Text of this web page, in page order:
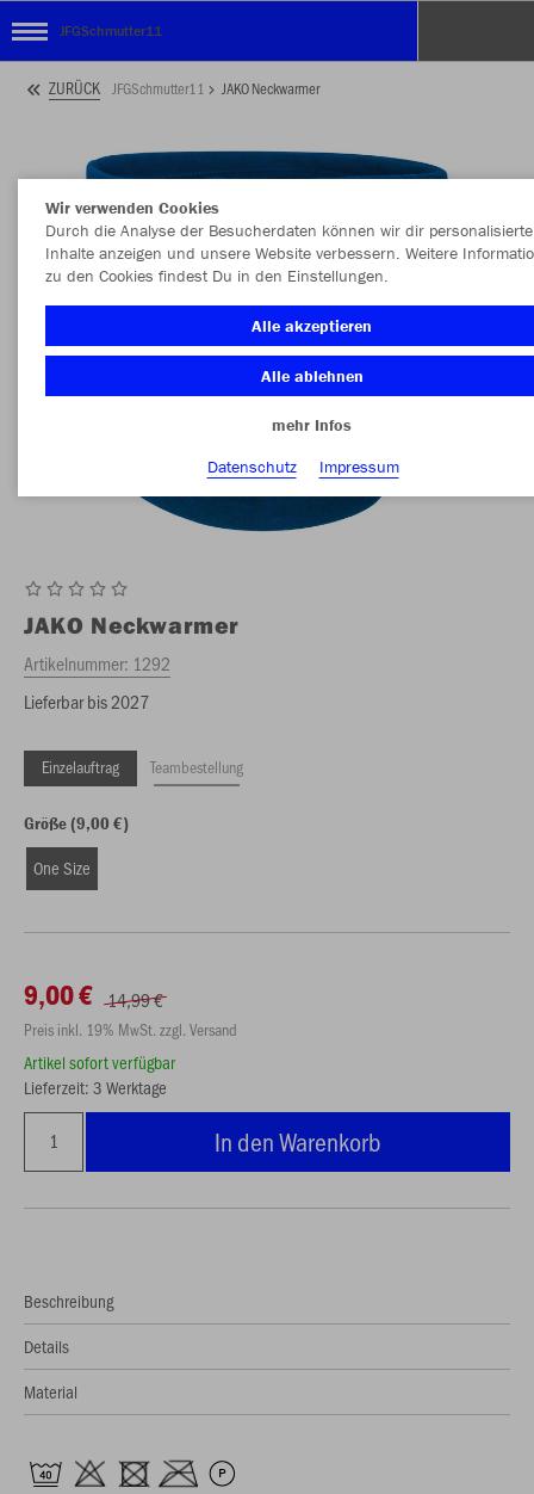
JFGSchmutter11
ZURÜCK JFGSchmutter11 JAKO Neckwarmer
JAKO Neckwarmer
Artikelnummer: 1292
Lieferbar bis 2027
Einzelauftrag Teambestellung
Größe (9,00 €)
One Size
9,00 € 14,99 €
Preis inkl. 19% MwSt. zzgl. Versand
Artikel sofort verfügbar
Lieferzeit: 3 Werktage
In den Warenkorb
Beschreibung
Details
Material
Wir verwenden Cookies
Durch die Analyse der Besucherdaten können wir dir personalisierte
Inhalte anzeigen und unsere Website verbessern. Weitere
zu den Cookies findest Du in den Einstellungen.
Alle akzeptieren
Alle ablehnen
mehr Infos
Datenschutz
Impressum